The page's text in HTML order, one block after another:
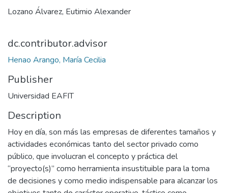
Lozano Álvarez, Eutimio Alexander
dc.contributor.advisor
Henao Arango, María Cecilia
Publisher
Universidad EAFIT
Description
Hoy en día, son más las empresas de diferentes tamaños y
actividades económicas tanto del sector privado como
público, que involucran el concepto y práctica del
“proyecto(s)” como herramienta insustituible para la toma
de decisiones y como medio indispensable para alcanzar los